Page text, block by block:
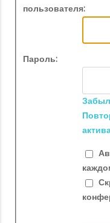
пользователя:
Пароль: